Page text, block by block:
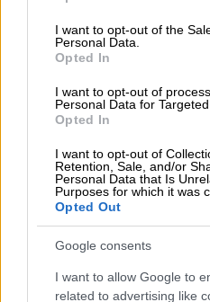
use your data for below
consent section.
I want to opt-out of the
Personal Data.
Opted In
I want to opt-out of
Personal Data for Targeted
Opted In
I want to opt-out of
Retention, Sale, and/or
Personal Data that Is
Purposes for which it was
Opted Out
Google consents
I want to allow Google to
related to advertising like
Κουντούρης ήταν...
κάθε ομάδα και η
κάτω». Όμως, οι
ελάχιστες, παρά τις
(φάουλ ή κόρνερ) του
ενέργειες του Τετέι.
απέφυγε δυο
περιοχής, έκανε το
είχε την «απάντηση»,
σουτ του Πινέδα. Στο
Μαρίν πέρασε την
Ρουμάνος βγήκε τετ α